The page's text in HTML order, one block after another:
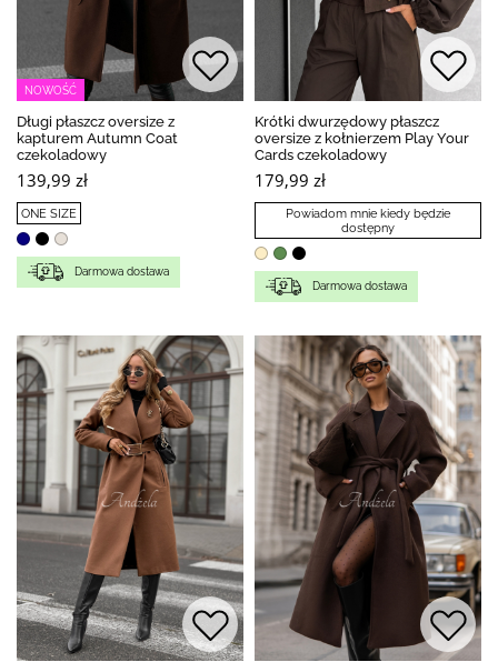
NOWOŚĆ
Długi płaszcz oversize z
kapturem Autumn Coat
czekoladowy
139,99 zł
ONE SIZE
Darmowa dostawa
Krótki dwurzędowy płaszcz
oversize z kołnierzem Play Your
Cards czekoladowy
179,99 zł
Powiadom mnie kiedy będzie
dostępny
Darmowa dostawa